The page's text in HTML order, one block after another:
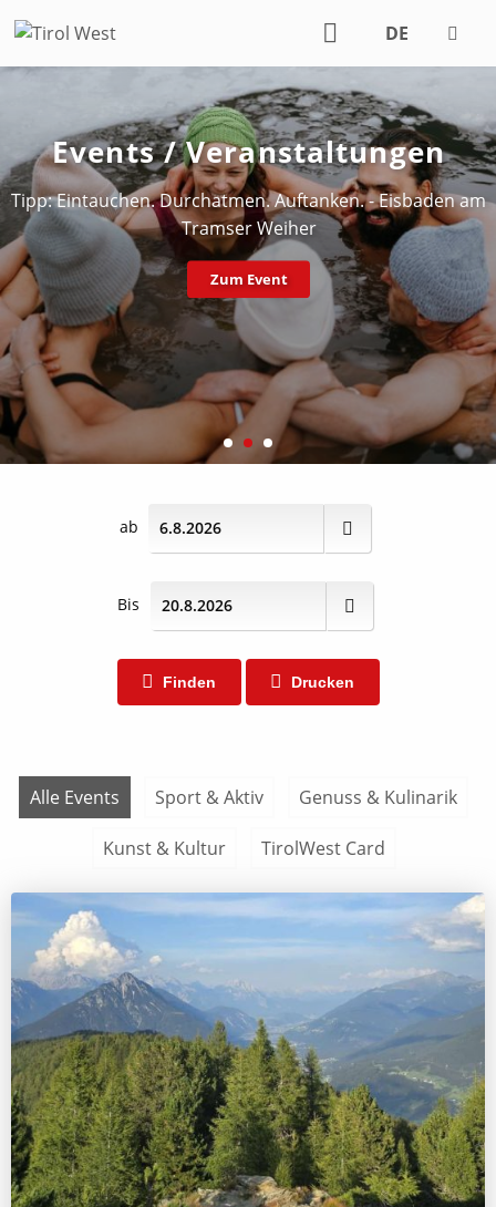
DE
EN
Events / Veranstaltungen
Tipp: Eintauchen. Durchatmen. Auftanken. - Eisbaden am
Tramser Weiher
Zum Event
ab
Bis
Finden Drucken
Alle Events Sport & Aktiv Genuss & Kulinarik
Kunst & Kultur TirolWest Card